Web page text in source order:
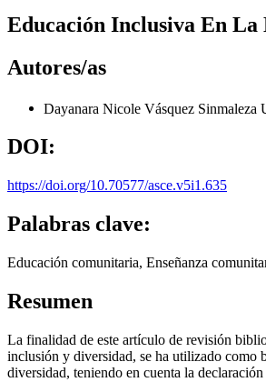
Educación Inclusiva En
Autores/as
Dayanara Nicole Vásquez Sinmaleza
DOI:
https://doi.org/10.70577/asce.v5i1.635
Palabras clave:
Educación comunitaria, Enseñanza
Resumen
La finalidad de este artículo de revisión
inclusión y diversidad, se ha utilizado como
diversidad, teniendo en cuenta la